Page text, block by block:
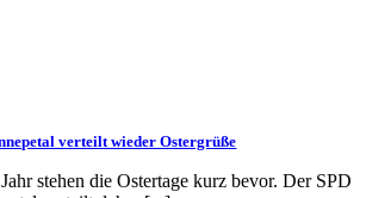
verteilt wieder Ostergrüße
stehen die Ostertage kurz bevor. Der SPD